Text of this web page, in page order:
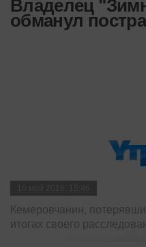
Владелец
обманул
Кемеровчанин,
итогах своего